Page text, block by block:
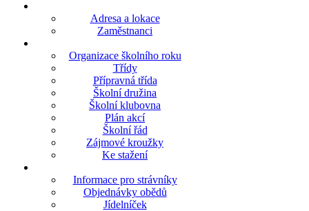
Adresa a lokace
Zaměstnanci
Organizace školního roku
Třídy
Přípravná třída
Školní družina
Školní klubovna
Plán akcí
Školní řád
Zájmové kroužky
Ke stažení
Informace pro strávníky
Objednávky obědů
Jídelníček